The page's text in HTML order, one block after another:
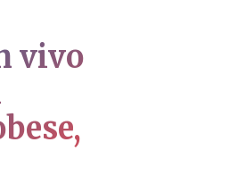
vivo